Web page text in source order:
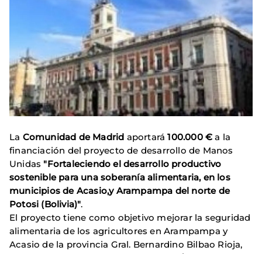
La Comunidad de Madrid aportará100.000 € a la
financiación del proyecto de desarrollo de Manos
Unidas "Fortaleciendo el desarrollo productivo
sostenible para una soberanía alimentaria, en los
municipios de Acasio,y Arampampa del norte de
Potosi (Bolivia)".
El proyecto tiene como objetivo mejorar la seguridad
alimentaria de los agricultores en Arampampa y
Acasio de la provincia Gral. Bernardino Bilbao Rioja,